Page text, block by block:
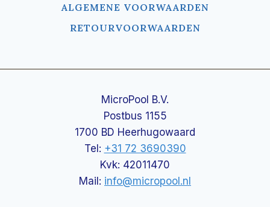
ALGEMENE VOORWAARDEN
RETOURVOORWAARDEN
MicroPool B.V.
Postbus 1155
1700 BD Heerhugowaard
Tel: +31 72 3690390
Kvk: 42011470
Mail: info@micropool.nl